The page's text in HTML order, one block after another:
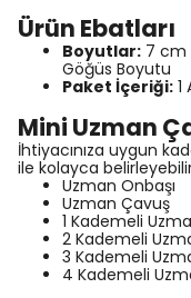
Ürün Ebatları
Boyutlar: 7 cm
Göğüs Boyutu
Paket İçeriği: 1
Mini Uzman
İhtiyacınıza uygun
ile kolayca
Uzman Onbaşı
Uzman Çavuş
1 Kademeli
2 Kademeli
3 Kademeli
4 Kademeli